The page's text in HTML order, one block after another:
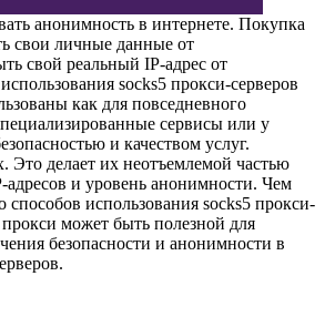
анонимность в интернете. Покупка
свои личные данные от
свой реальный IP-адрес от
socks5 прокси-серверов
как для повседневного
сервисы или у
и качеством услуг.
Это делает их неотъемлемой частью
адресов и уровень анонимности. Чем
использования socks5 прокси-
может быть полезной для
безопасности и анонимности в